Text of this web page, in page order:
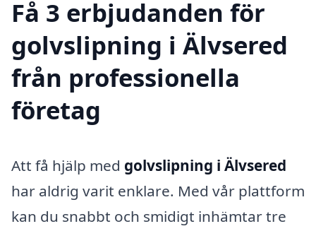
Få 3 erbjudanden för
golvslipning i Älvsered
från professionella
företag
Att få hjälp med golvslipning i Älvsered
har aldrig varit enklare. Med vår plattform
kan du snabbt och smidigt inhämtar tre